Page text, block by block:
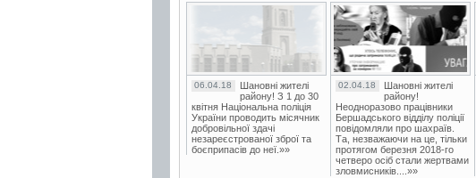
06.04.18
Шановні жителі
району! З 1 до 30
квітня Національна поліція
України проводить місячник
добровільної здачі
незареєстрованої зброї та
боєприпасів до неї.»»
02.04.18
Шановні жителі
району!
Неодноразово працівники
Бершадського відділу поліції
повідомляли про шахраїв.
Та, незважаючи на це, тільки
протягом березня 2018-го
четверо осіб стали жертвами
зловмисників....»»